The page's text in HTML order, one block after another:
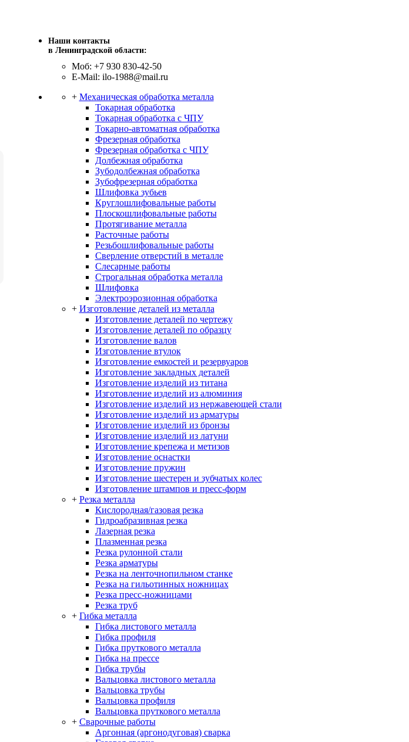
Наши контакты
в Ленинградской области:
Моб: +7 930 830-42-50
E-Mail: ilo-1988@mail.ru
+ Механическая обработка металла
Токарная обработка
Токарная обработка с ЧПУ
Токарно-автоматная обработка
Фрезерная обработка
Фрезерная обработка c ЧПУ
Долбежная обработка
Зубодолбежная обработка
Зубофрезерная обработка
Шлифовка зубьев
Круглошлифовальные работы
Плоскошлифовальные работы
Протягивание металла
Расточные работы
Резьбошлифовальные работы
Сверление отверстий в металле
Слесарные работы
Строгальная обработка металла
Шлифовка
Электроэрозионная обработка
+ Изготовление деталей из металла
Изготовление деталей по чертежу
Изготовление деталей по образцу
Изготовление валов
Изготовление втулок
Изготовление емкостей и резервуаров
Изготовление закладных деталей
Изготовление изделий из титана
Изготовление изделий из алюминия
Изготовление изделий из нержавеющей стали
Изготовление изделий из арматуры
Изготовление изделий из бронзы
Изготовление изделий из латуни
Изготовление крепежа и метизов
Изготовление оснастки
Изготовление пружин
Изготовление шестерен и зубчатых колес
Изготовление штампов и пресс-форм
+ Резка металла
Кислородная/газовая резка
Гидроабразивная резка
Лазерная резка
Плазменная резка
Резка рулонной стали
Резка арматуры
Резка на ленточнопильном станке
Резка на гильотинных ножницах
Резка пресс-ножницами
Резка труб
+ Гибка металла
Гибка листового металла
Гибка профиля
Гибка пруткового металла
Гибка на прессе
Гибка трубы
Вальцовка листового металла
Вальцовка трубы
Вальцовка профиля
Вальцовка пруткового металла
+ Сварочные работы
Аргонная (аргонодуговая) сварка